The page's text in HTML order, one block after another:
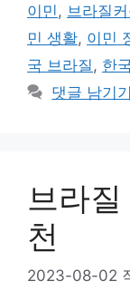
이민 , 브라질
민 생활, 이민
국 브라질 , 한
댓글 남기기
브라
천
2023-08-02